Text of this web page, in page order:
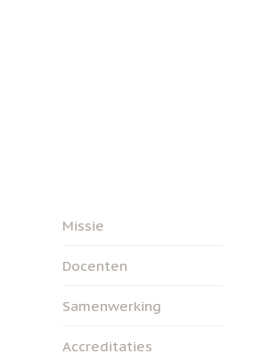
Missie
Docenten
Samenwerking
Accreditaties